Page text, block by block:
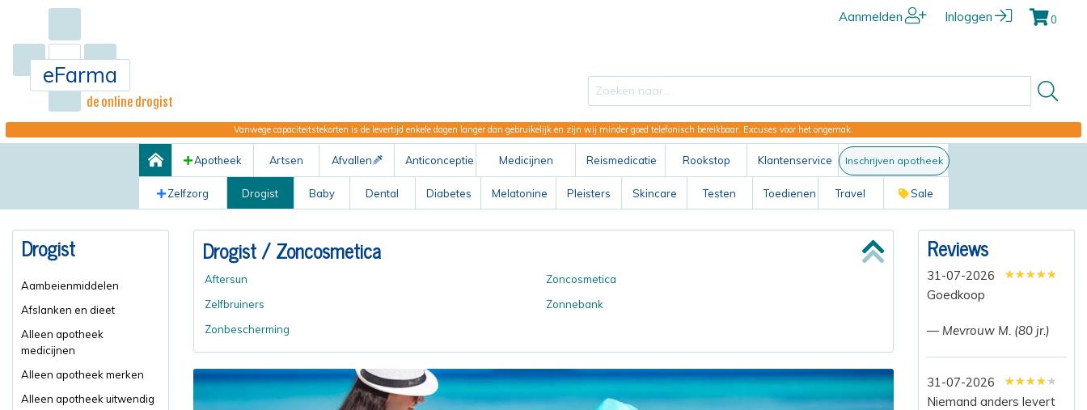
eFarma
de online drogist
Aanmelden Inloggen 0
Vanwege capaciteitstekorten is de levertijd enkele dagen langer dan gebruikelijk en zijn wij minder goed telefonisch bereikbaar. Excuses voor het ongemak.
Apotheek Artsen Afvallen Anticonceptie Medicijnen
ABC
Reismedicatie Rookstop Klantenservice Inschrijven apotheek
Zelfzorg Drogist Baby Dental Diabetes Melatonine Pleisters Skincare Testen Toedienen Travel Sale
Drogist
Aambeienmiddelen
Afslanken en dieet
Alleen apotheek
medicijnen
Alleen apotheek merken
Alleen apotheek uitwendig
Drogist/ Zoncosmetica
Aftersun
Zelfbruiners
Zonbescherming
Zoncosmetica
Zonnebank
Reviews
31-07-2026 ★★★★★
★★★★★
★★★★★
Goedkoop
— Mevrouw M. (80 jr.)
31-07-2026 ★★★★★
★★★★★
★★★★★
Niemand anders levert